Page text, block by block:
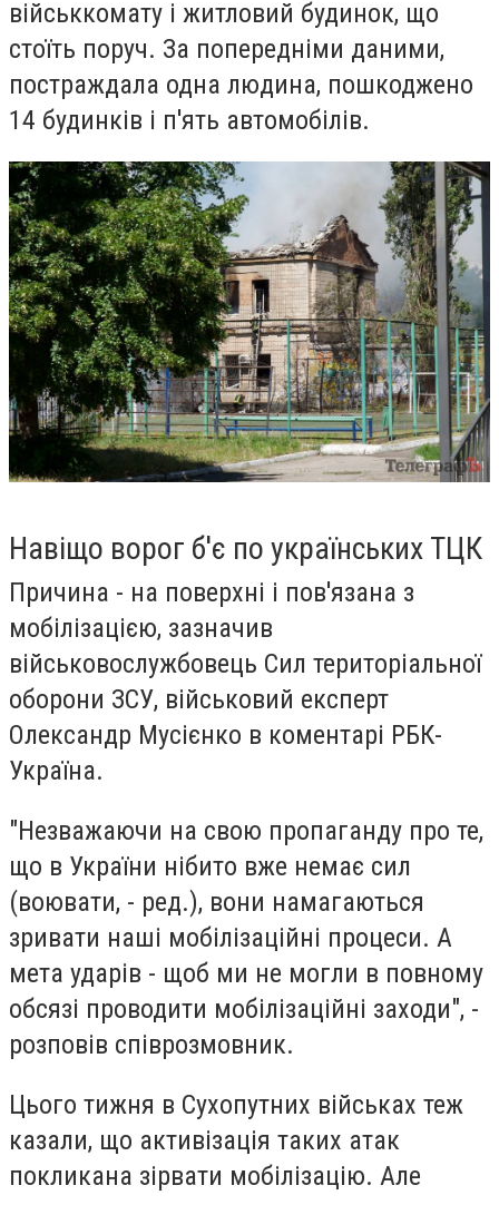
військкомату і житловий будинок, що
стоїть поруч. За попередніми даними,
постраждала одна людина, пошкоджено
14 будинків і п'ять автомобілів.
Навіщо ворог б'є по українських ТЦК
Причина - на поверхні і пов'язана з
мобілізацією, зазначив
військовослужбовець Сил територіальної
оборони ЗСУ, військовий експерт
Олександр Мусієнко в коментарі РБК-
Україна.
"Незважаючи на свою пропаганду про те,
що в України нібито вже немає сил
(воювати, - ред.), вони намагаються
зривати наші мобілізаційні процеси. А
мета ударів - щоб ми не могли в повному
обсязі проводити мобілізаційні заходи", -
розповів співрозмовник.
Цього тижня в Сухопутних військах теж
казали, що активізація таких атак
покликана зірвати мобілізацію. Але